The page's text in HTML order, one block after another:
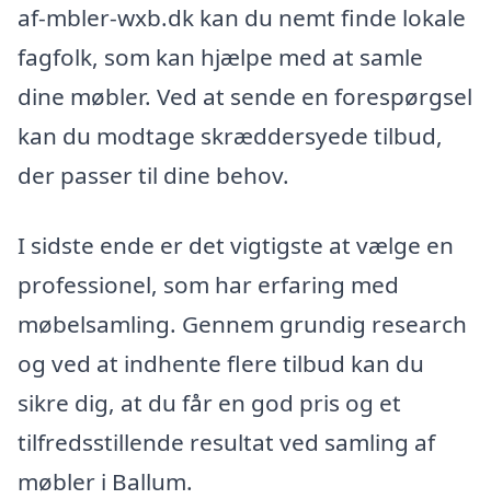
af-mbler-wxb.dk kan du nemt finde lokale
fagfolk, som kan hjælpe med at samle
dine møbler. Ved at sende en forespørgsel
kan du modtage skræddersyede tilbud,
der passer til dine behov.
I sidste ende er det vigtigste at vælge en
professionel, som har erfaring med
møbelsamling. Gennem grundig research
og ved at indhente flere tilbud kan du
sikre dig, at du får en god pris og et
tilfredsstillende resultat ved samling af
møbler i Ballum.